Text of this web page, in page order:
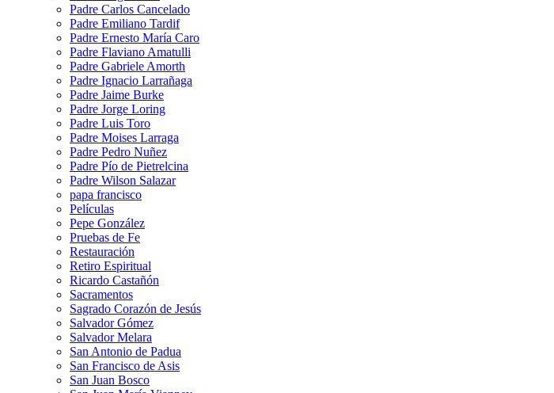
Padre Carlos Cancelado
Padre Emiliano Tardif
Padre Ernesto María Caro
Padre Flaviano Amatulli
Padre Gabriele Amorth
Padre Ignacio Larrañaga
Padre Jaime Burke
Padre Jorge Loring
Padre Luis Toro
Padre Moises Larraga
Padre Pedro Nuñez
Padre Pío de Pietrelcina
Padre Wilson Salazar
papa francisco
Películas
Pepe González
Pruebas de Fe
Restauración
Retiro Espiritual
Ricardo Castañón
Sacramentos
Sagrado Corazón de Jesús
Salvador Gómez
Salvador Melara
San Antonio de Padua
San Francisco de Asis
San Juan Bosco